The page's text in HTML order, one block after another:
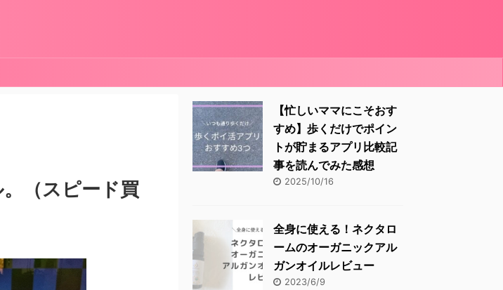
（スピード買
【忙しいママにこそおす
すめ】歩くだけでポイン
トが貯まるアプリ比較記
事を読んでみた感想
2025/10/16
全身に使える！ネクタロ
ームのオーガニックアル
ガンオイルレビュー
2023/6/9